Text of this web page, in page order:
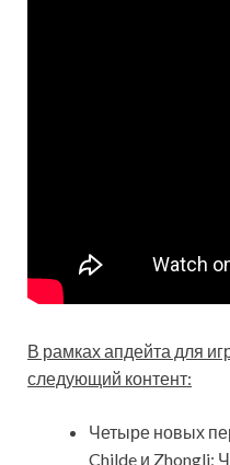
В рамках апдейта для
следующий контент:
Четыре новых
Childe и Zhongli;